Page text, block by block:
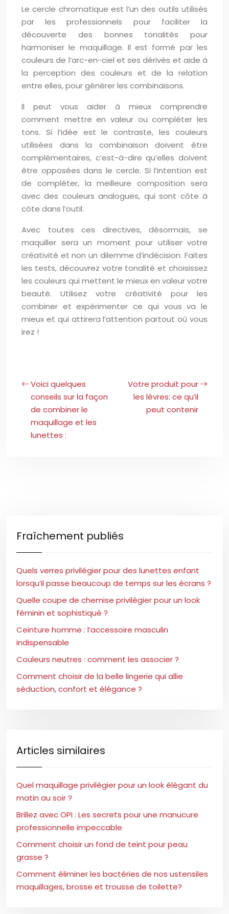
Le cercle chromatique est l’un des outils utilisés
par les professionnels pour faciliter la
découverte des bonnes tonalités pour
harmoniser le maquillage. Il est formé par les
couleurs de l’arc-en-ciel et ses dérivés et aide à
la perception des couleurs et de la relation
entre elles, pour générer les combinaisons.
Il peut vous aider à mieux comprendre
comment mettre en valeur ou compléter les
tons. Si l’idée est le contraste, les couleurs
utilisées dans la combinaison doivent être
complémentaires, c’est-à-dire qu’elles doivent
être opposées dans le cercle. Si l’intention est
de compléter, la meilleure composition sera
avec des couleurs analogues, qui sont côte à
côte dans l’outil.
Avec toutes ces directives, désormais, se
maquiller sera un moment pour utiliser votre
créativité et non un dilemme d’indécision. Faites
les tests, découvrez votre tonalité et choisissez
les couleurs qui mettent le mieux en valeur votre
beauté. Utilisez votre créativité pour les
combiner et expérimenter ce qui vous va le
mieux et qui attirera l’attention partout où vous
irez !
Voici quelques
conseils sur la façon
de combiner le
maquillage et les
lunettes :
Votre produit pour
les lèvres: ce qu’il
peut contenir
Fraîchement publiés
Quels verres privilégier pour des lunettes enfant
lorsqu’il passe beaucoup de temps sur les écrans ?
Quelle coupe de chemise privilégier pour un look
féminin et sophistiqué ?
Ceinture homme : l’accessoire masculin
indispensable
Couleurs neutres : comment les associer ?
Comment choisir de la belle lingerie qui allie
séduction, confort et élégance ?
Articles similaires
Quel maquillage privilégier pour un look élégant du
matin au soir ?
Brillez avec OPI : Les secrets pour une manucure
professionnelle impeccable
Comment choisir un fond de teint pour peau
grasse ?
Comment éliminer les bactéries de nos ustensiles
maquillages, brosse et trousse de toilette?